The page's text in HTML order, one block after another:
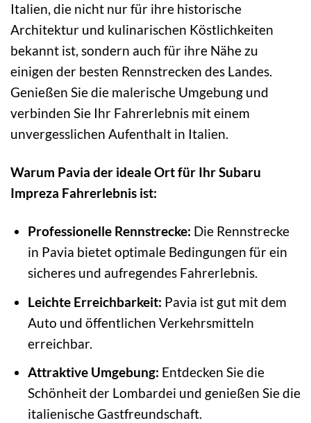
Italien, die nicht nur für ihre historische
Architektur und kulinarischen Köstlichkeiten
bekannt ist, sondern auch für ihre Nähe zu
einigen der besten Rennstrecken des Landes.
Genießen Sie die malerische Umgebung und
verbinden Sie Ihr Fahrerlebnis mit einem
unvergesslichen Aufenthalt in Italien.
Warum Pavia der ideale Ort für Ihr Subaru
Impreza Fahrerlebnis ist:
Professionelle Rennstrecke: Die Rennstrecke
in Pavia bietet optimale Bedingungen für ein
sicheres und aufregendes Fahrerlebnis.
Leichte Erreichbarkeit: Pavia ist gut mit dem
Auto und öffentlichen Verkehrsmitteln
erreichbar.
Attraktive Umgebung: Entdecken Sie die
Schönheit der Lombardei und genießen Sie die
italienische Gastfreundschaft.